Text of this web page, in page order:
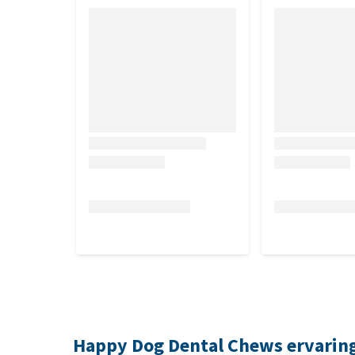
Happy Dog Dental Chews